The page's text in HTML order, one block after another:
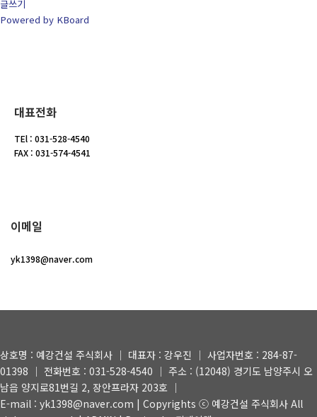
글쓰기
Powered by KBoard
대표전화
TEl : 031-528-4540
FAX : 031-574-4541
이메일
yk1398@naver.com
상호명 : 예강건설 주식회사 │ 대표자 : 강우진 │ 사업자번호 : 284-87-
01398 │ 전화번호 : 031-528-4540 │ 주소 : (12048) 경기도 남양주시 오
남읍 양지로81번길 2, 장안프라자 203호 │
E-mail : yk1398@naver.com | Copyrights ⓒ 예강건설 주식회사 All